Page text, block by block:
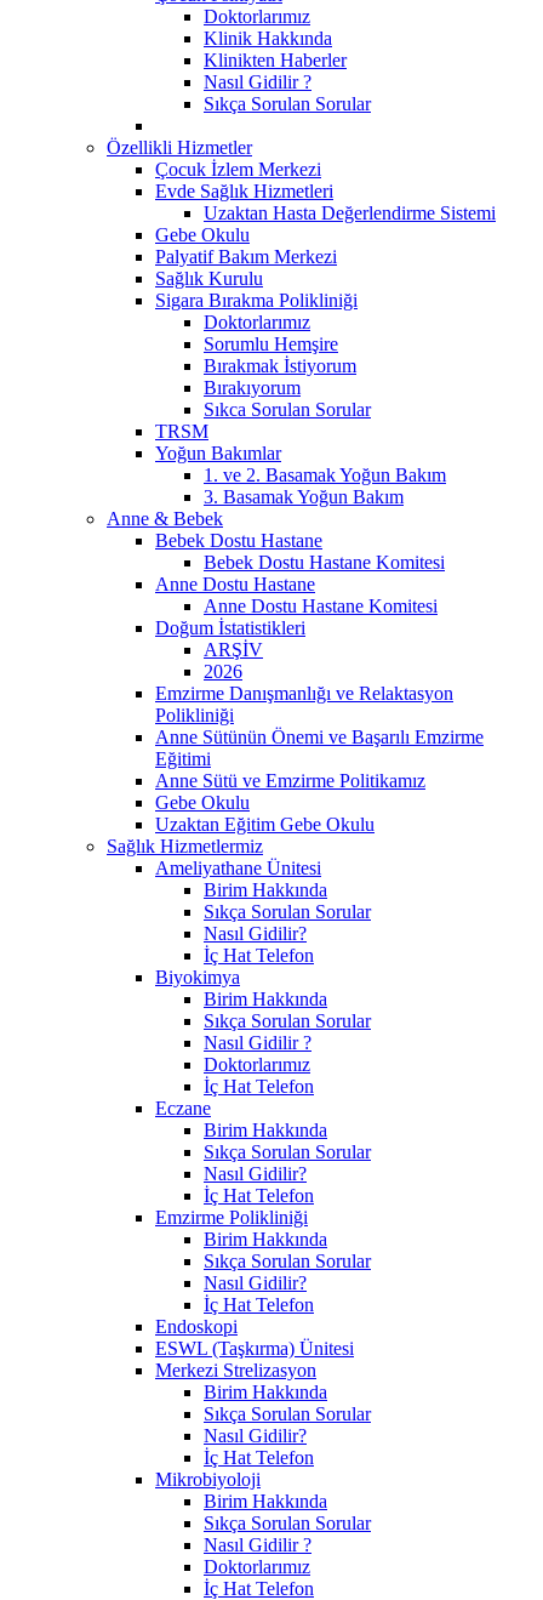
Doktorlarımız
Klinik Hakkında
Klinikten Haberler
Nasıl Gidilir ?
Sıkça Sorulan Sorular
Özellikli Hizmetler
Çocuk İzlem Merkezi
Evde Sağlık Hizmetleri
Uzaktan Hasta Değerlendirme Sistemi
Gebe Okulu
Palyatif Bakım Merkezi
Sağlık Kurulu
Sigara Bırakma Polikliniği
Doktorlarımız
Sorumlu Hemşire
Bırakmak İstiyorum
Bırakıyorum
Sıkca Sorulan Sorular
TRSM
Yoğun Bakımlar
1. ve 2. Basamak Yoğun Bakım
3. Basamak Yoğun Bakım
Anne & Bebek
Bebek Dostu Hastane
Bebek Dostu Hastane Komitesi
Anne Dostu Hastane
Anne Dostu Hastane Komitesi
Doğum İstatistikleri
ARŞİV
2026
Emzirme Danışmanlığı ve Relaktasyon
Polikliniği
Anne Sütünün Önemi ve Başarılı Emzirme
Eğitimi
Anne Sütü ve Emzirme Politikamız
Gebe Okulu
Uzaktan Eğitim Gebe Okulu
Sağlık Hizmetlermiz
Ameliyathane Ünitesi
Birim Hakkında
Sıkça Sorulan Sorular
Nasıl Gidilir?
İç Hat Telefon
Biyokimya
Birim Hakkında
Sıkça Sorulan Sorular
Nasıl Gidilir ?
Doktorlarımız
İç Hat Telefon
Eczane
Birim Hakkında
Sıkça Sorulan Sorular
Nasıl Gidilir?
İç Hat Telefon
Emzirme Polikliniği
Birim Hakkında
Sıkça Sorulan Sorular
Nasıl Gidilir?
İç Hat Telefon
Endoskopi
ESWL (Taşkırma) Ünitesi
Merkezi Strelizasyon
Birim Hakkında
Sıkça Sorulan Sorular
Nasıl Gidilir?
İç Hat Telefon
Mikrobiyoloji
Birim Hakkında
Sıkça Sorulan Sorular
Nasıl Gidilir ?
Doktorlarımız
İç Hat Telefon